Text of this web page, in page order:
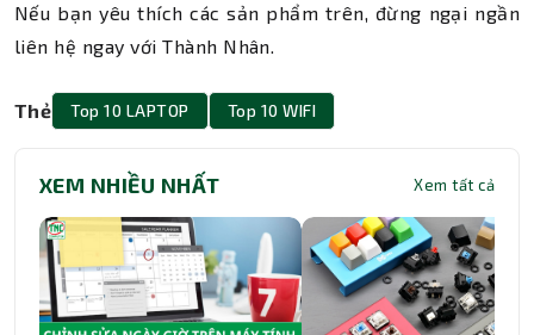
Nếu bạn yêu thích các sản phẩm trên, đừng ngại ngần
liên hệ ngay với Thành Nhân.
Thẻ Top 10 LAPTOP Top 10 WIFI
XEM NHIỀU NHẤT Xem tất cả